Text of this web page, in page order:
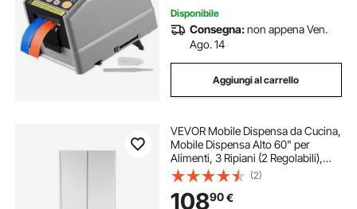
Disponibile
Consegna:non appena Ven.
Ago. 14
Aggiungi al carrello
VEVOR Mobile Dispensa da Cucina,
Mobile Dispensa Alto 60" per
Alimenti, 3 Ripiani (2 Regolabili),
Dispensa in Legno ingegnerizzato
per Cucina, Sala da Pranzo
(2)
10890€